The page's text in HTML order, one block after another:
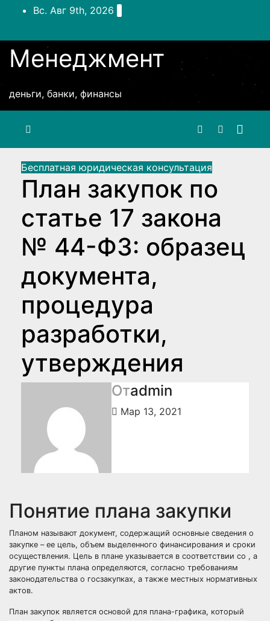
ПерейтиВс. Авг 9th, 2026
Менеджмент
деньги, банки, финансы
Бесплатная юридическая консультация
План закупок по
статье 17 закона
№ 44-ФЗ: образец
документа,
процедура
разработки,
утверждения
Отadmin
Мар 13, 2021
Понятие плана закупки
Планом называют документ, содержащий основные сведения о
закупке – ее цель, объем выделенного финансирования и сроки
осуществления. Цель в плане указывается в соответствии со , а
другие пункты плана определяются, согласно требованиям
законодательства о госзакупках, а также местных нормативных
актов.
План закупок является основой для плана-графика, который